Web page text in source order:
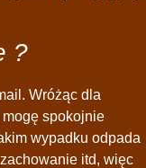
?
Wróżąc dla
mogę spokojnie
wypadku odpada
itd, więc